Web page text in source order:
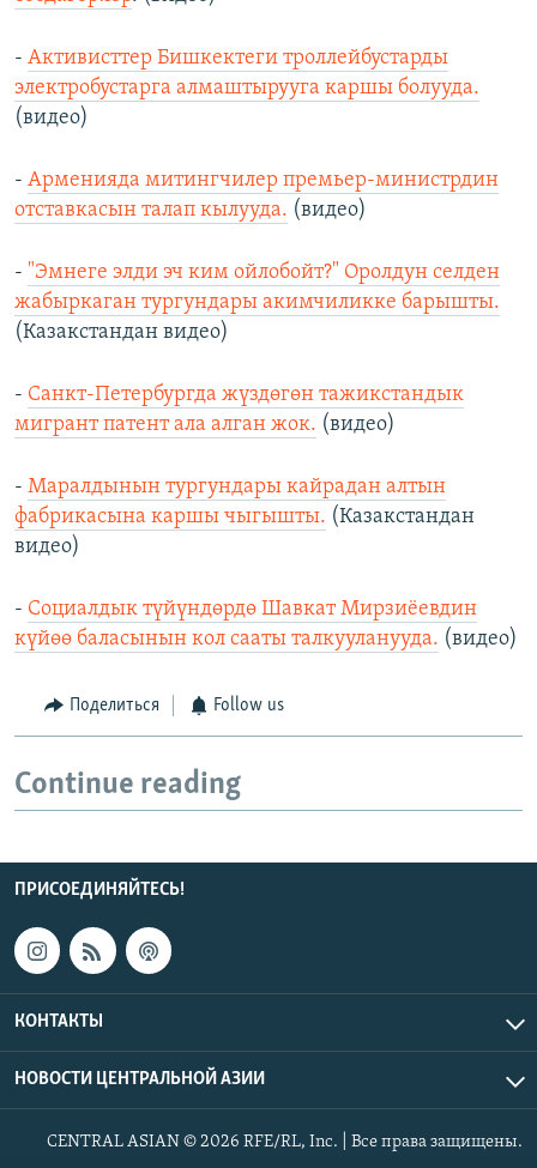
- Активисттер Бишкектеги троллейбустарды
электробустарга алмаштырууга каршы болууда.
(видео)
- Арменияда митингчилер премьер-министрдин
отставкасын талап кылууда. (видео)
- "Эмнеге элди эч ким ойлобойт?" Оролдун селден
жабыркаган тургундары акимчиликке барышты.
(Казакстандан видео)
- Санкт-Петербургда жүздөгөн тажикстандык
мигрант патент ала алган жок. (видео)
- Маралдынын тургундары кайрадан алтын
фабрикасына каршы чыгышты. (Казакстандан
видео)
- Социалдык түйүндөрдө Шавкат Мирзиёевдин
күйөө баласынын кол сааты талкууланууда. (видео)
Поделиться Follow us
Continue reading
ПРИСОЕДИНЯЙТЕСЬ!
КОНТАКТЫ
НОВОСТИ ЦЕНТРАЛЬНОЙ АЗИИ
CENTRAL ASIAN © 2026 RFE/RL, Inc. | Все права защищены.